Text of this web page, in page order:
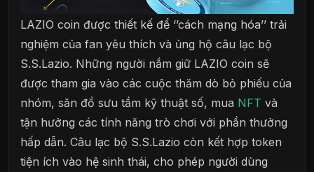
LAZIO coin được thiết kế để ‘’cách mạng hóa’’ trải
nghiệm của fan yêu thích và ủng hộ câu lạc bộ
S.S.Lazio. Những người nắm giữ LAZIO coin sẽ
được tham gia vào các cuộc thăm dò bỏ phiếu của
nhóm, săn đồ sưu tầm kỹ thuật số, mua NFT và
tận hưởng các tính năng trò chơi với phần thưởng
hấp dẫn. Câu lạc bộ S.S.Lazio còn kết hợp token
tiện ích vào hệ sinh thái, cho phép người dùng